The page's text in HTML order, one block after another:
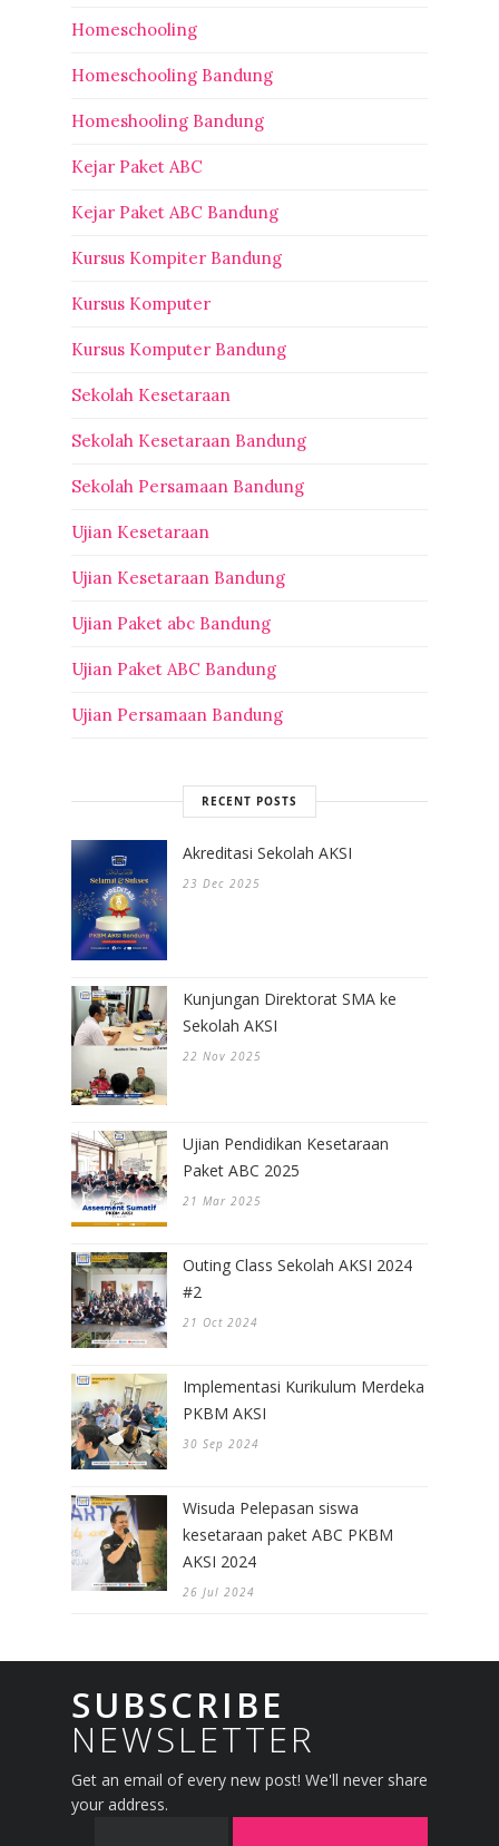
Homeschooling
Homeschooling Bandung
Homeshooling Bandung
Kejar Paket ABC
Kejar Paket ABC Bandung
Kursus Kompiter Bandung
Kursus Komputer
Kursus Komputer Bandung
Sekolah Kesetaraan
Sekolah Kesetaraan Bandung
Sekolah Persamaan Bandung
Ujian Kesetaraan
Ujian Kesetaraan Bandung
Ujian Paket abc Bandung
Ujian Paket ABC Bandung
Ujian Persamaan Bandung
RECENT POSTS
Akreditasi Sekolah AKSI
23 Dec 2025
Kunjungan Direktorat SMA ke
Sekolah AKSI
22 Nov 2025
Ujian Pendidikan Kesetaraan
Paket ABC 2025
21 Mar 2025
Outing Class Sekolah AKSI 2024
#2
21 Oct 2024
Implementasi Kurikulum Merdeka
PKBM AKSI
30 Sep 2024
Wisuda Pelepasan siswa
kesetaraan paket ABC PKBM
AKSI 2024
26 Jul 2024
SUBSCRIBE
NEWSLETTER
Get an email of every new post! We'll never share
your address.